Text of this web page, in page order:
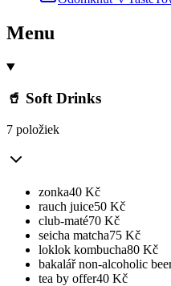
Menu
🥤 Soft Drinks
7 položiek
zonka40 Kč
rauch juice50 Kč
club-maté70 Kč
seicha matcha75 Kč
loklok kombucha80 Kč
bakalář non-alcoholic
tea by offer40 Kč